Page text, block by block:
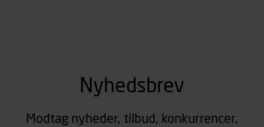
Nyhedsbrev
Modtag nyheder, tilbud, konkurrencer,